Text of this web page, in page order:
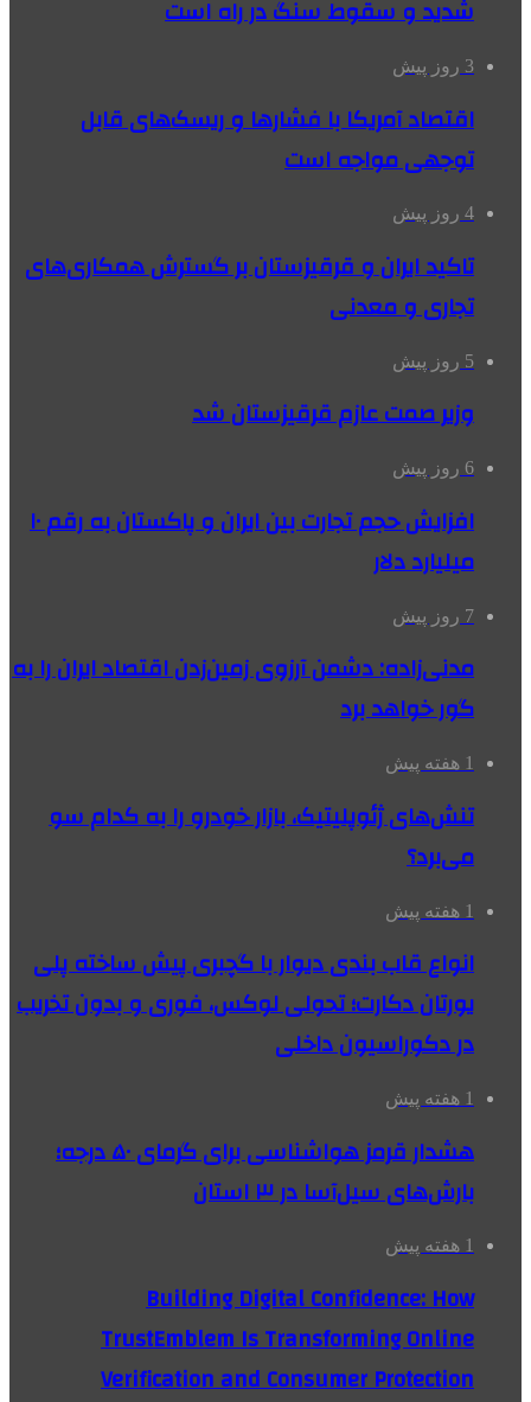
شدید و سقوط سنگ در راه است
3 روز پیش
اقتصاد آمریکا با فشارها و ریسک‌های قابل
توجهی مواجه است
4 روز پیش
تاکید ایران و قرقیزستان بر گسترش همکاری‌های
تجاری و معدنی
5 روز پیش
وزیر صمت عازم قرقیزستان شد
6 روز پیش
افزایش حجم تجارت بین ایران و پاکستان به رقم ۱۰
میلیارد دلار
7 روز پیش
مدنی‌زاده: دشمن آرزوی زمین‌زدن اقتصاد ایران را به
گور خواهد برد
1 هفته پیش
تنش‌های ژئوپلیتیک، بازار خودرو را به کدام سو
می‌برد؟
1 هفته پیش
انواع قاب بندی دیوار با گچبری پیش ساخته پلی
یورتان دکارت؛ تحولی لوکس، فوری و بدون تخریب
در دکوراسیون داخلی
1 هفته پیش
هشدار قرمز هواشناسی برای گرمای ۵۰ درجه؛
بارش‌های سیل‌آسا در ۳ استان
1 هفته پیش
Building Digital Confidence: How
TrustEmblem Is Transforming Online
Verification and Consumer Protection